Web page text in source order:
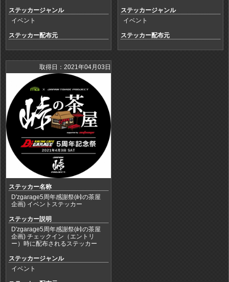
ステッカージャンル
イベント
ステッカー配布元
ステッカージャンル
イベント
ステッカー配布元
取得日：2021年04月03日
ステッカー名称
D'zgarage5周年感謝祭(峠の茶屋
企画) イベントステッカー
ステッカー説明
D'zgarage5周年感謝祭(峠の茶屋
企画) チェックイン（エントリ
ー）時に配布されるステッカー
ステッカージャンル
イベント